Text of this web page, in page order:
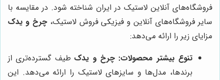
فروشگاه‌های آنلاین لاستیک در ایران شناخته شود. در مقایسه با
سایر فروشگاه‌های آنلاین و فیزیکی فروش لاستیک،چرخ و یدک
مزایای زیر را ارائه می‌دهد:
تنوع بیشتر محصولات: چرخ و یدکطیف گسترده‌تری از
برندها، مدل‌ها و سایزهای لاستیک را ارائه می‌دهد. این